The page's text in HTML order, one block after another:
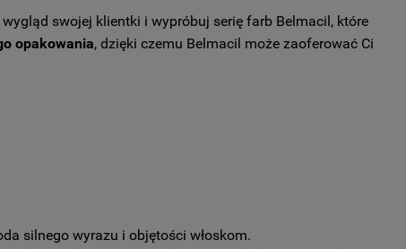
wygląd swojej klientki i wypróbuj serię farb Belmacil, które
opakowania, dzięki czemu Belmacil może zaoferować Ci
silnego wyrazu i objętości włoskom.